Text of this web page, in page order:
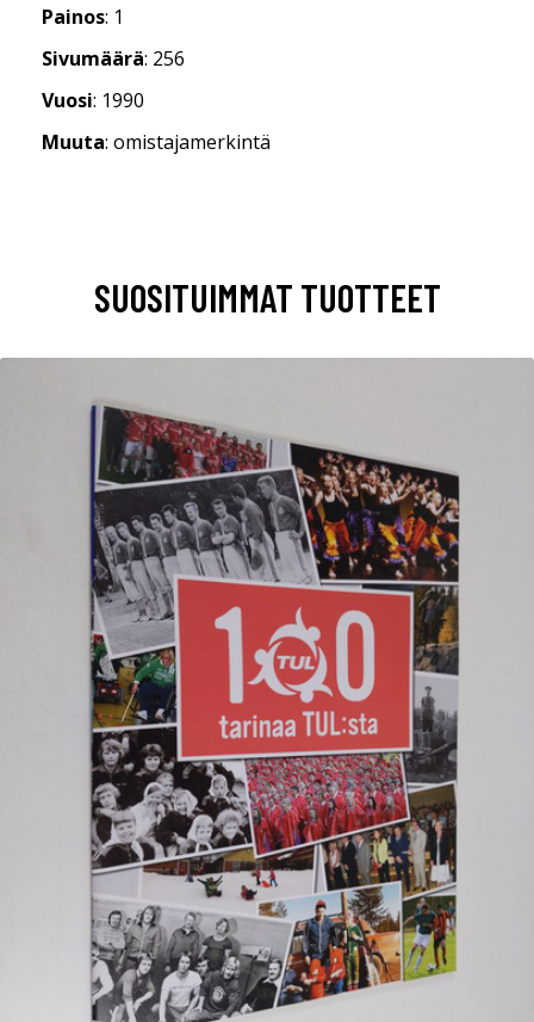
Painos: 1
Sivumäärä: 256
Vuosi: 1990
Muuta: omistajamerkintä
SUOSITUIMMAT TUOTTEET